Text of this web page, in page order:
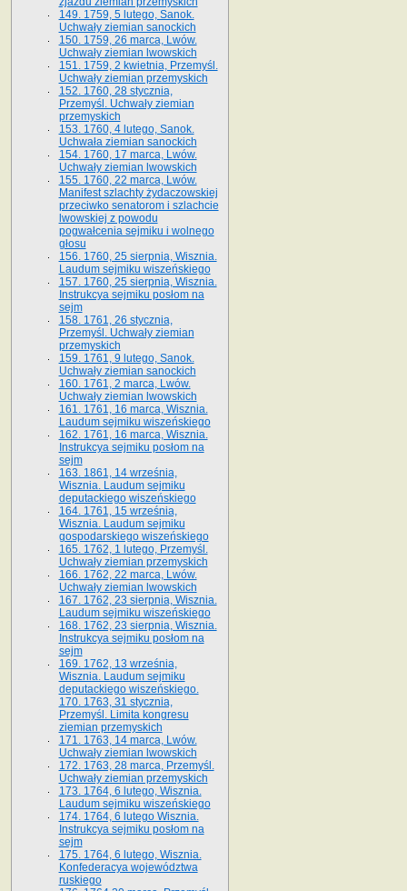
149. 1759, 5 lutego, Sanok.
Uchwały ziemian sanockich
150. 1759, 26 marca, Lwów.
Uchwały ziemian lwowskich
151. 1759, 2 kwietnia, Przemyśl.
Uchwały ziemian przemyskich
152. 1760, 28 stycznia,
Przemyśl. Uchwały ziemian
przemyskich
153. 1760, 4 lutego, Sanok.
Uchwała ziemian sanockich
154. 1760, 17 marca, Lwów.
Uchwały ziemian lwowskich
155. 1760, 22 marca, Lwów.
Manifest szlachty żydaczowskiej
przeciwko senatorom i szlachcie
lwowskiej z po­wodu
pogwałcenia sejmiku i wolnego
głosu
156. 1760, 25 sierpnia, Wisznia.
Laudum sejmiku wiszeńskiego
157. 1760, 25 sierpnia, Wisznia.
Instrukcya sejmiku posłom na
sejm
158. 1761, 26 stycznia,
Przemyśl. Uchwały ziemian
przemyskich
159. 1761, 9 lutego, Sanok.
Uchwały ziemian sanockich
160. 1761, 2 marca, Lwów.
Uchwały ziemian lwowskich
161. 1761, 16 marca, Wisznia.
Laudum sejmiku wiszeńskiego
162. 1761, 16 marca, Wisznia.
Instrukcya sejmiku posłom na
sejm
163. 1861, 14 września,
Wisznia. Laudum sejmiku
deputackiego wiszeńskiego
164. 1761, 15 września,
Wisznia. Laudum sejmiku
gospodarskiego wiszeńskiego
165. 1762, 1 lutego, Przemyśl.
Uchwały ziemian przemyskich
166. 1762, 22 marca, Lwów.
Uchwały ziemian lwowskich
167. 1762, 23 sierpnia, Wisznia.
Laudum sejmiku wiszeńskiego
168. 1762, 23 sierpnia, Wisznia.
Instrukcya sejmiku posłom na
sejm
169. 1762, 13 września,
Wisznia. Laudum sejmiku
deputackiego wiszeńskiego.
170. 1763, 31 stycznia,
Przemyśl. Limita kongresu
ziemian przemyskich
171. 1763, 14 marca, Lwów.
Uchwały ziemian lwowskich
172. 1763, 28 marca, Przemyśl.
Uchwały ziemian przemyskich
173. 1764, 6 lutego, Wisznia.
Laudum sejmiku wiszeńskiego
174. 1764, 6 lutego Wisznia.
Instrukcya sejmiku posłom na
sejm
175. 1764, 6 lutego, Wisznia.
Konfederacya województwa
ruskiego